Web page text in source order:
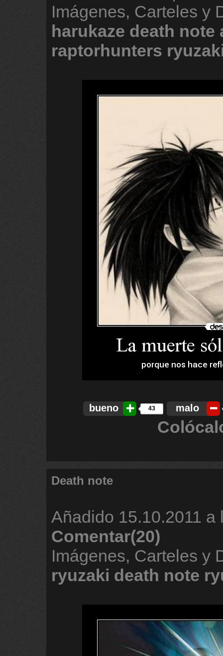
Imágenes, Carteles y
harukaze death note
raptorhunters
bueno 43 malo
Death note
Añadido 15.10.2011 a
Comentar(20)
Imágenes, Carteles y
ryuzaki death note